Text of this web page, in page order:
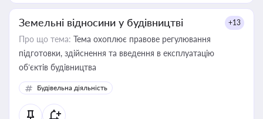
Земельні відносини у будівництві +13
Про що тема: Тема охоплює правове регулювання
підготовки, здійснення та введення в експлуатацію
об’єктів будівництва
Будівельна діяльність